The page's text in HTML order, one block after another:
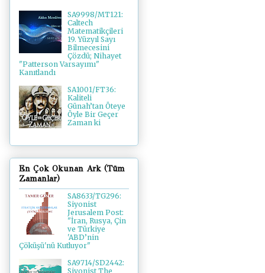
SA9998/MT121:
Caltech
Matematikçileri
19. Yüzyıl Sayı
Bilmecesini
Çözdü; Nihayet
"Patterson Varsayımı"
Kanıtlandı
SA1001/FT36:
Kaliteli
Günah’tan Öteye
Öyle Bir Geçer
Zaman ki
En Çok Okunan Ark (Tüm
Zamanlar)
SA8633/TG296:
Siyonist
Jerusalem Post:
"İran, Rusya, Çin
ve Türkiye
'ABD’nin
Çöküşü'nü Kutluyor"
SA9714/SD2442:
Siyonist The